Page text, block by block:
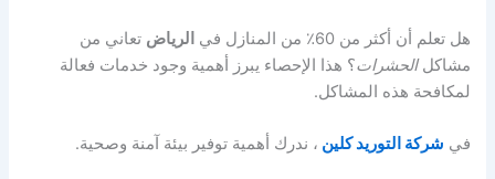
هل تعلم أن أكثر من 60٪ من المنازل في الرياض تعاني من
مشاكلالحشرات؟ هذا الإحصاء يبرز أهمية وجود خدمات فعالة
لمكافحة هذه المشاكل.
في شركة التوريد كلين ، ندرك أهمية توفير بيئة آمنة وصحية.